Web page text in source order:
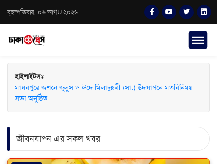
বৃহস্পতিবার, ০৬ আগU ২০২৬
হাইলাইটসঃ
মাধবপুরে জশনে জুলুস ও ঈদে মিলাদুন্নবী (সা.) উদযাপনে মতবিনিময়
সভা অনুষ্ঠিত
জীবনযাপন এর সকল খবর